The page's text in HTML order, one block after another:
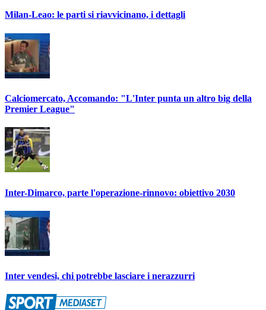
Milan-Leao: le parti si riavvicinano, i dettagli
Calciomercato, Accomando: "L'Inter punta un altro big della
Premier League"
Inter-Dimarco, parte l'operazione-rinnovo: obiettivo 2030
Inter vendesi, chi potrebbe lasciare i nerazzurri